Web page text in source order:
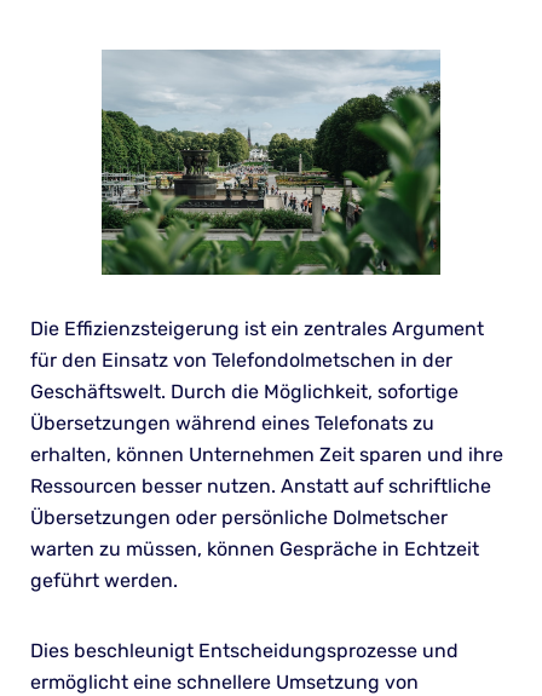
Die Effizienzsteigerung ist ein zentrales Argument
für den Einsatz von Telefondolmetschen in der
Geschäftswelt. Durch die Möglichkeit, sofortige
Übersetzungen während eines Telefonats zu
erhalten, können Unternehmen Zeit sparen und ihre
Ressourcen besser nutzen. Anstatt auf schriftliche
Übersetzungen oder persönliche Dolmetscher
warten zu müssen, können Gespräche in Echtzeit
geführt werden.
Dies beschleunigt Entscheidungsprozesse und
ermöglicht eine schnellere Umsetzung von